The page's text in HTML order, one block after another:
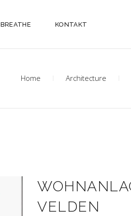
BREATHE KONTAKT
Home Architecture
VELDEN